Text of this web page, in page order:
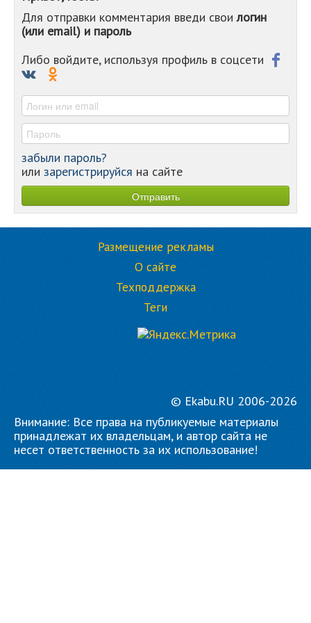
-
-
Для отправки комментария введи своилогин
(или email) и пароль
Либо войдите, используя профиль в соцсети
забыли пароль?
или зарегистрируйся на сайте
Размещение рекламы
О сайте
Техподдержка
Теги
© Ekabu.RU 2006-2026
Внимание: Все права на публикуемые материалы
принадлежат их владельцам, и автор сайта не
несет ответственность за их использование!